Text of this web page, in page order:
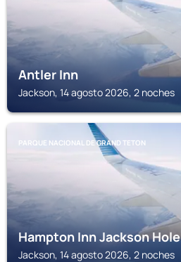
Antler Inn
Jackson, 14 agosto 2026, 2 noches
PARQUE NACIONAL DE GRAND TETON
Hampton Inn Jackson Hole
Jackson, 14 agosto 2026, 2 noches